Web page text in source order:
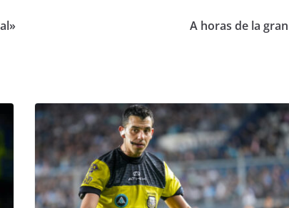
A horas de la